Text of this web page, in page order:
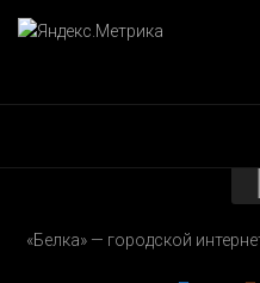
РЕКЛАМОДАТЕЛЯМ
«Белка» — городской